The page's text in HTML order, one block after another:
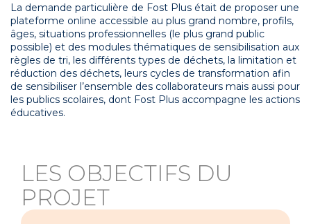
La demande particulière de Fost Plus était de proposer une
plateforme online accessible au plus grand nombre, profils,
âges, situations professionnelles (le plus grand public
possible) et des modules thématiques de sensibilisation aux
règles de tri, les différents types de déchets, la limitation et
réduction des déchets, leurs cycles de transformation afin
de sensibiliser l’ensemble des collaborateurs mais aussi pour
les publics scolaires, dont Fost Plus accompagne les actions
éducatives.
LES OBJECTIFS DU
PROJET